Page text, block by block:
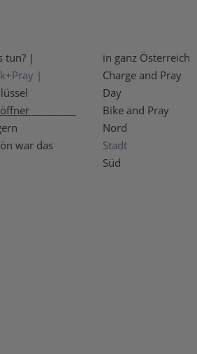
tun? |
|
in ganz Österreich
Charge and Pray
Day
Bike and Pray
Nord
Stadt
Süd
war das